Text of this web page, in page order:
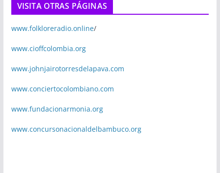
VISITA OTRAS PÁGINAS
www.folkloreradio.online/
www.cioffcolombia.org
www.johnjairotorresdelapava.com
www.conciertocolombiano.com
www.fundacionarmonia.org
www.concursonacionaldelbambuco.org